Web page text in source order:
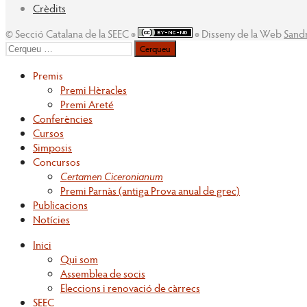
Crèdits
© Secció Catalana de la SEEC ◉
◉ Disseny de la Web
Cerqueu
Premis
Premi Hèracles
Premi Areté
Conferències
Cursos
Simposis
Concursos
Certamen Ciceronianum
Premi Parnàs (antiga Prova anual de grec)
Publicacions
Notícies
Inici
Qui som
Assemblea de socis
Eleccions i renovació de càrrecs
SEEC